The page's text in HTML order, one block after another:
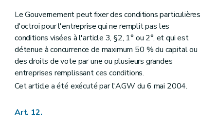
Le Gouvernement peut fixer des conditions particulières
d'octroi pour l'entreprise qui ne remplit pas les
conditions visées à l'article 3, §2, 1° ou 2°, et qui est
détenue à concurrence de maximum 50 % du capital ou
des droits de vote par une ou plusieurs grandes
entreprises remplissant ces conditions.
Cet article a été exécuté par l'AGW du 6 mai 2004.
Art. 12.